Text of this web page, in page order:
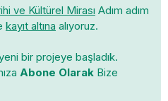
ve Kültürel Mirası Adım adım
kayıt altına alıyoruz.
bir projeye başladık.
Abone Olarak Bize